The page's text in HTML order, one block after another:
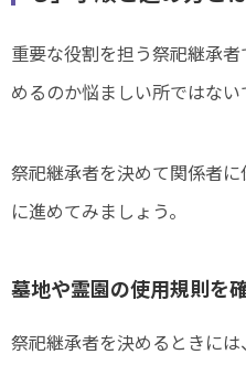
重要な役割を担う祭祀継承
めるのか悩ましい所ではない
祭祀継承者を決めて関係者
に進めてみましょう。
墓地や霊園の使用規則を
祭祀継承者を決めるときに